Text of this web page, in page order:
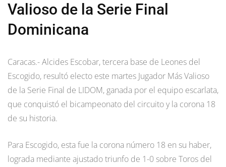
Valioso de la Serie Final
Dominicana
Caracas.- Alcides Escobar, tercera base de Leones del
Escogido, resultó electo este martes Jugador Más Valioso
de la Serie Final de LIDOM, ganada por el equipo escarlata,
que conquistó el bicampeonato del circuito y la corona 18
de su historia.
Para Escogido, esta fue la corona número 18 en su haber,
lograda mediante ajustado triunfo de 1-0 sobre Toros del